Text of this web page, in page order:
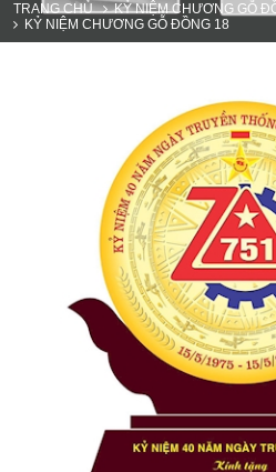
TRANG CHỦ
KỶ NIỆM CHƯƠNG GỖ
KỶ NIỆM CHƯƠNG GỖ ĐỒNG 18